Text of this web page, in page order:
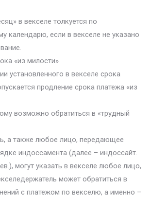
в векселе толкуется по
календарю, если в векселе не указано
«из милости»
установленного в векселе срока
продление срока платежа «из
возможно обратиться в «трудный
а также любое лицо, передающее
индоссамента (далее – индоссайт.
могут указать в векселе любое лицо,
может обратиться в
с платежом по векселю, а именно –